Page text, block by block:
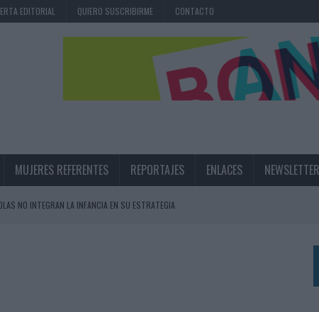
EDITORIAL QUIERO SUSCRIBIRME CONTACTO
MUJERES REFERENTES REPORTAJES ENLACES NEWSLETTER
NO INTEGRAN LA INFANCIA EN SU ESTRATEGIA
COMERCIAL GLOBAL